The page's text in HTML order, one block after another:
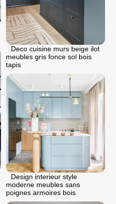
Deco cuisine murs beige ilot
meubles gris fonce sol bois
tapis
Design interieur style
moderne meubles sans
poignes armoires bois